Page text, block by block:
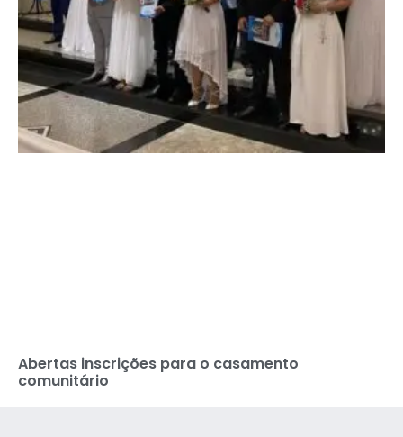
Abertas inscrições para o casamento
comunitário